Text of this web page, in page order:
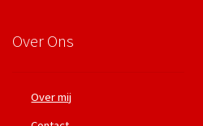
Over Ons
Over mij